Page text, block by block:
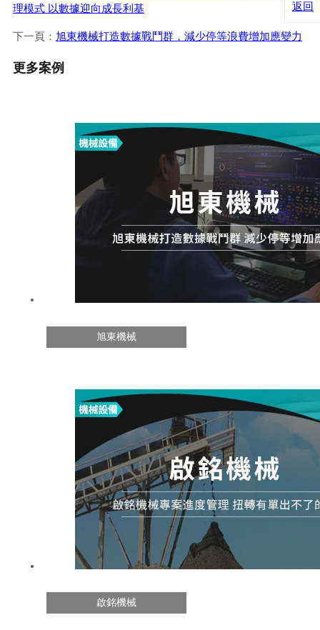
理模式 以數據迎向成長利基
下一頁： 旭東機械打造數據戰鬥群，減少停等浪費增加應變力
返回
更多案例
旭東機械
啟銘機械